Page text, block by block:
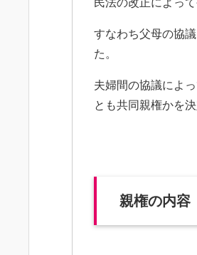
民法の改正によっ
すなわち父母の協
た。
夫婦間の協議によ
とも共同親権かを決
親権の内容